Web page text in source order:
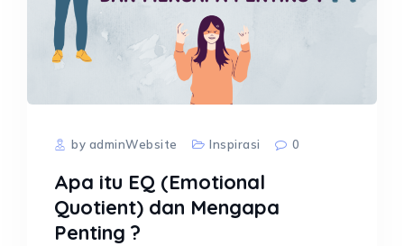
by adminWebsite Inspirasi 0
Apa itu EQ (Emotional
Quotient) dan Mengapa
Penting ?